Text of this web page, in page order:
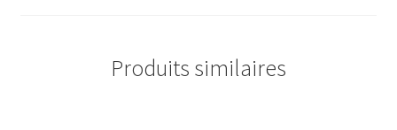
Produits similaires